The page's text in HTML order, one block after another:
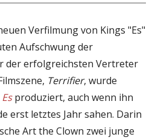
Verfilmung von Kings "Es"
Aufschwung der
der erfolgreichsten Vertreter
Terrifier, wurde
Esproduziert, auch wenn ihn
erst letztes Jahr sahen. Darin
Art the Clown zwei junge